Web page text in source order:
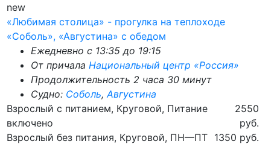
new
«Любимая столица» - прогулка на теплоходе
«Соболь», «Августина» с обедом
Ежедневно с 13:35 до 19:15
От причала Национальный центр «Россия»
Продолжительность 2 часа 30 минут
Судно: Соболь, Августина
Взрослый с питанием, Круговой, Питание
включено
2550
руб.
Взрослый без питания, Круговой, ПН—ПТ 1350 руб.